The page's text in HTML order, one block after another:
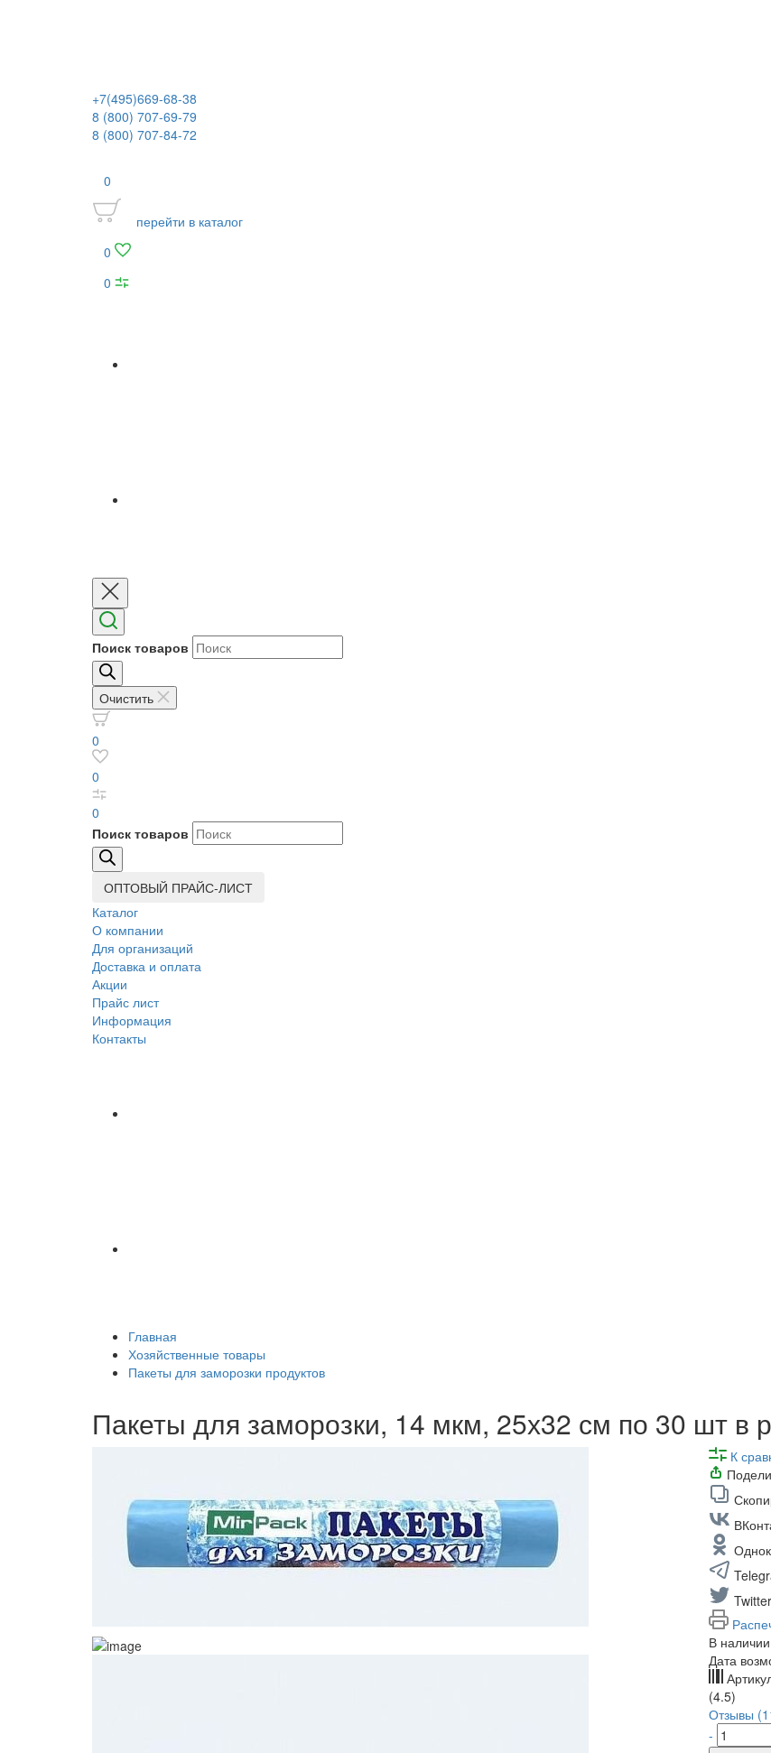
+7(495)669-68-38
8 (800) 707-69-79
8 (800) 707-84-72
0
перейти в каталог
0
0
Поиск товаров
Очистить
0
0
0
Поиск товаров
ОПТОВЫЙ ПРАЙС-ЛИСТ
Каталог
О компании
Для организаций
Доставка и оплата
Акции
Прайс лист
Информация
Контакты
Главная
Хозяйственные товары
Пакеты для заморозки продуктов
Пакеты для заморозки, 14 мкм, 25х32 см по 30 шт в
К
Twitter
В наличии
Дата
(4.5)
Отзывы
-